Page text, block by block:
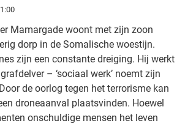
Mamargade woont met zijn zoon
dorp in de Somalische woestijn.
zijn een constante dreiging. Hij werkt
– ‘sociaal werk’ noemt zijn
de oorlog tegen het terrorisme kan
droneaanval plaatsvinden. Hoewel
onschuldige mensen het leven